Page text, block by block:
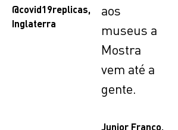
@covid19replicas,
Inglaterra
aos
museus a
Mostra
vem até a
gente.
Junior Franco,